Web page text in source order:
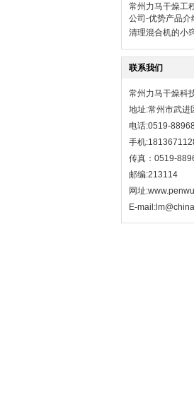
常州力马干燥工
公司-优势产品介
清理混合机的小
联系我们
常州力马干燥科
地址:常州市武进
电话:0519-
手机
传真：0519-
邮编:213114
网址:
E-